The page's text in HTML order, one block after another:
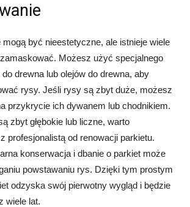
być nieestetyczne, ale istnieje wiele
Możesz użyć specjalnego
drewna lub olejów do drewna, aby
rysy. Jeśli rysy są zbyt duże, możesz
przykrycie ich dywanem lub chodnikiem.
zbyt głębokie lub liczne, warto
profesjonalistą od renowacji parkietu.
konserwacja i dbanie o parkiet może
powstawaniu rys. Dzięki tym prostym
odzyska swój pierwotny wygląd i będzie
wiele lat.